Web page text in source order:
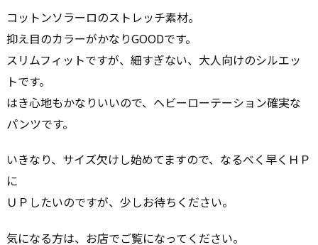
コットンソラーロのストレッチ素材。
抑え目のカラーがかなりGOODです。
スリムフィットですが、細すぎない、大人向けのシルエッ
トです。
はき心地もかなりいいので、ヘビーローテーション確実な
パンツです。
いきなり、サイズ欠けし始めてますので、なるべく早くＨＰ
に
ＵＰしたいのですが、少しお待ちください。
気になる方は、お店でご覧になってください。